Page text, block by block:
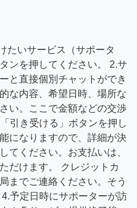
たいサービス（サポータ
ンを押してください。 2.サ
と直接個別チャットができ
な内容、希望日時、場所な
い。ここで金額などの交渉
引き受ける」ボタンを押し
になりますので、詳細が決
てください。お支払いは、
だけます。 クレジットカ
までご連絡ください。そう
予定日時にサポーターが訪